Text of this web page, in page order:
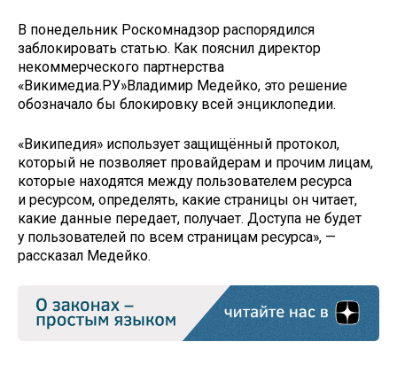
В понедельник Роскомнадзор распорядился
заблокировать статью. Как пояснил директор
некоммерческого партнерства
«Викимедиа.РУ»Владимир Медейко, это решение
обозначало бы блокировку всей энциклопедии.
«Википедия» использует защищённый протокол,
который не позволяет провайдерам и прочим лицам,
которые находятся между пользователем ресурса
и ресурсом, определять, какие страницы он читает,
какие данные передает, получает. Доступа не будет
у пользователей по всем страницам ресурса», —
рассказал Медейко.